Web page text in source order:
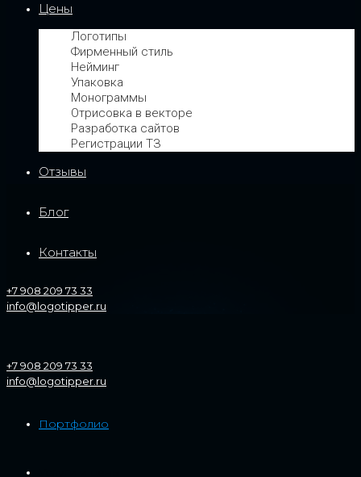
Цены
Логотипы
Фирменный стиль
Нейминг
Упаковка
Монограммы
Отрисовка в векторе
Разработка сайтов
Регистрации ТЗ
Отзывы
Блог
Контакты
+7 908 209 73 33
info@logotipper.ru
+7 908 209 73 33
info@logotipper.ru
Портфолио